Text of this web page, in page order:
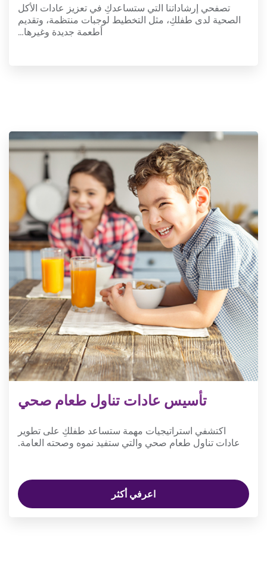
تصفحي إرشاداتنا التي ستساعدكِ في تعزيز عادات الأكل
الصحية لدى طفلكِ، مثل التخطيط لوجبات منتظمة، وتقديم
أطعمة جديدة وغيرها…
تأسيس عادات تناول طعام صحي
اكتشفي استراتيجيات مهمة ستساعد طفلكِ على تطوير
عادات تناول طعام صحي والتي ستفيد نموه وصحته العامة.
اعرفي أكثر